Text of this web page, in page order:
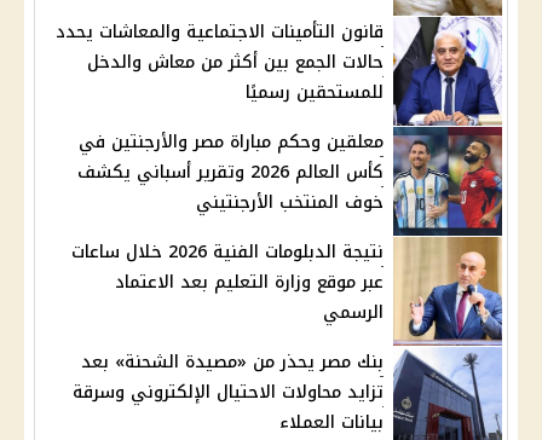
قانون التأمينات الاجتماعية والمعاشات يحدد
حالات الجمع بين أكثر من معاش والدخل
للمستحقين رسميًا
معلقين وحكم مباراة مصر والأرجنتين في
كأس العالم 2026 وتقرير أسباني يكشف
خوف المنتخب الأرجنتيني
نتيجة الدبلومات الفنية 2026 خلال ساعات
عبر موقع وزارة التعليم بعد الاعتماد
الرسمي
بنك مصر يحذر من «مصيدة الشحنة» بعد
تزايد محاولات الاحتيال الإلكتروني وسرقة
بيانات العملاء